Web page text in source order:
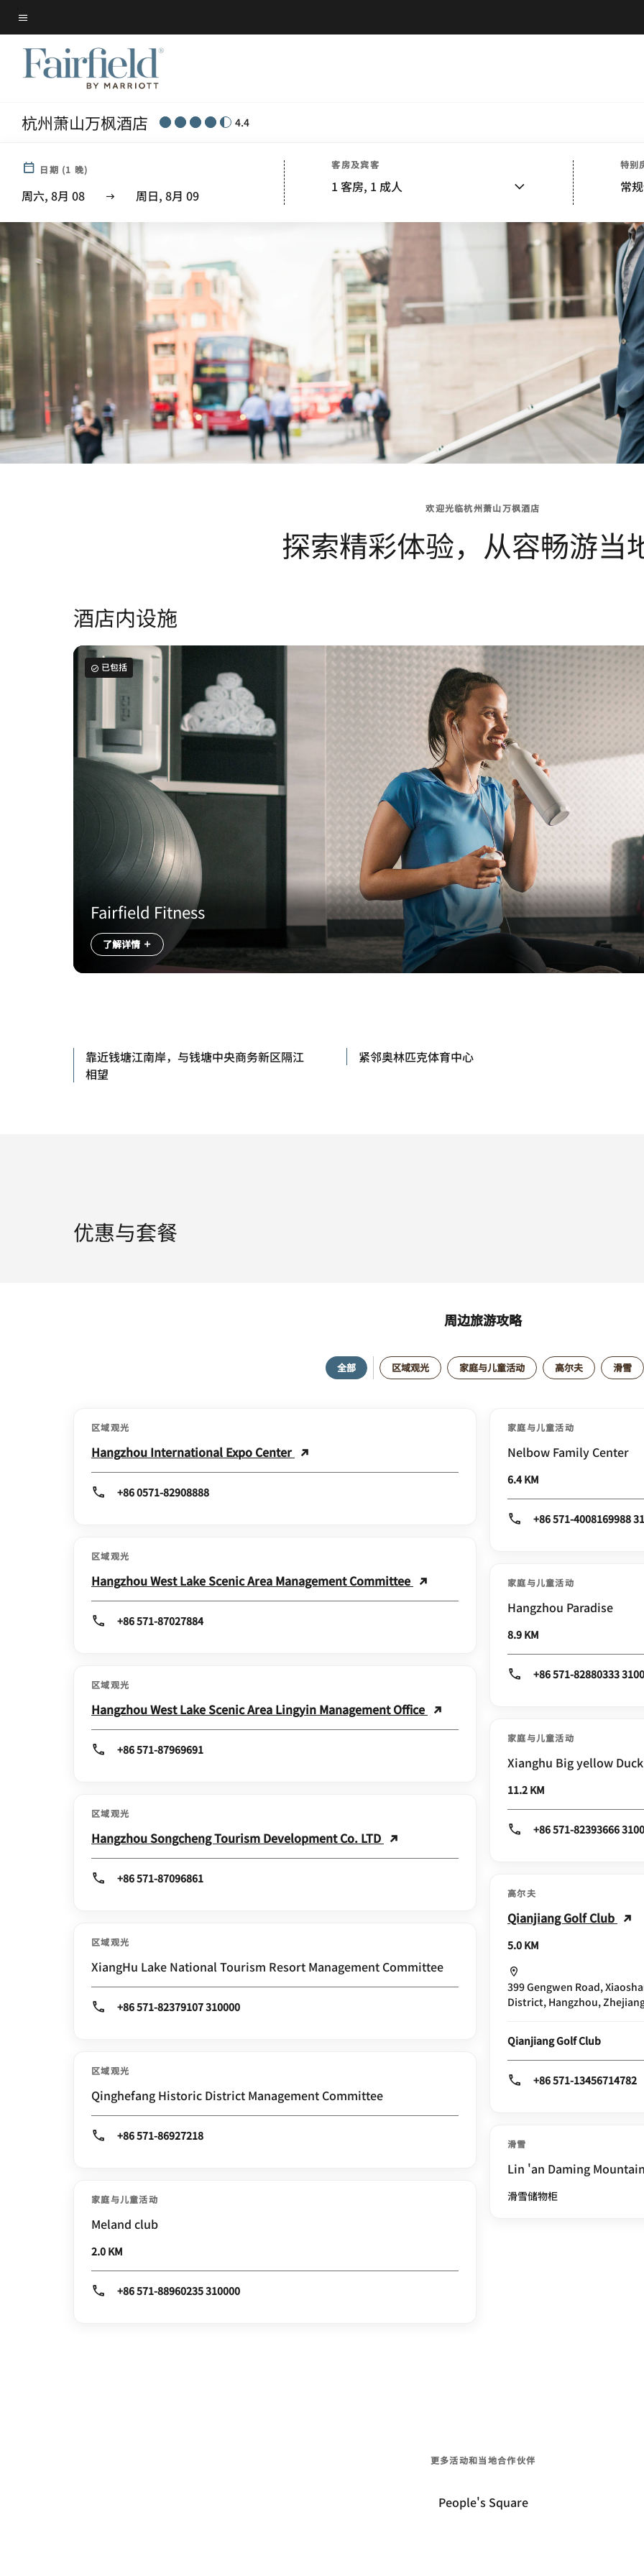
Skip
to
main
content
菜单文本
杭州萧山万枫酒店 4.4
日期 (1 晚)
周六, 8月 08 周日, 8月 09
客房及宾客
1 客房, 1 成人
特别
常
欢迎光临杭州萧山万枫酒店
探索精彩体验，从容畅游当
酒店内设施
已包括
Fairfield Fitness
了解详情
靠近钱塘江南岸，与钱塘中央商务新区隔江
相望
紧邻奥林匹克体育中心
优惠与套餐
周边旅游攻略
全部 区域观光 家庭与儿童活动 高尔夫 滑雪
区域观光
Hangzhou International Expo Center
+86 0571-82908888
区域观光
Hangzhou West Lake Scenic Area Management Committee
+86 571-87027884
区域观光
Hangzhou West Lake Scenic Area Lingyin Management Office
+86 571-87969691
区域观光
Hangzhou Songcheng Tourism Development Co. LTD
+86 571-87096861
区域观光
XiangHu Lake National Tourism Resort Management Committee
+86 571-82379107 310000
区域观光
Qinghefang Historic District Management Committee
+86 571-86927218
家庭与儿童活动
Meland club
2.0 KM
+86 571-88960235 310000
家庭与儿童活动
Nelbow Family Center
6.4 KM
+86 571-4008169988
家庭与儿童活动
Hangzhou Paradise
8.9 KM
+86 571-82880333
家庭与儿童活动
Xianghu Big yellow
11.2 KM
+86 571-82393666
高尔夫
Qianjiang Golf Club
5.0 KM
399 Gengwen Road,
District, Hangzhou,
Qianjiang Golf Club
+86 571-13456714782
滑雪
Lin 'an Daming
滑雪储物柜
更多活动和当地合作伙伴
People's Square